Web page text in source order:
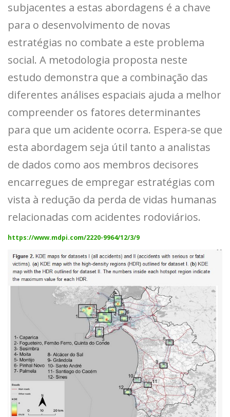
subjacentes a estas abordagens é a chave
para o desenvolvimento de novas
estratégias no combate a este problema
social. A metodologia proposta neste
estudo demonstra que a combinação das
diferentes análises espaciais ajuda a melhor
compreender os fatores determinantes
para que um acidente ocorra. Espera-se que
esta abordagem seja útil tanto a analistas
de dados como aos membros decisores
encarregues de empregar estratégias com
vista à redução da perda de vidas humanas
relacionadas com acidentes rodoviários.
https://www.mdpi.com/2220-9964/12/3/9